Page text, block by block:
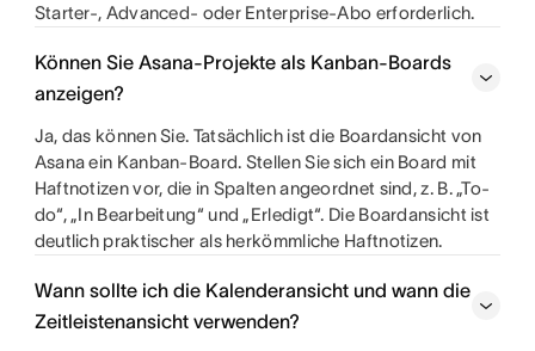
Starter-, Advanced- oder Enterprise-Abo erforderlich.
Können Sie Asana-Projekte als Kanban-Boards
anzeigen?
Ja, das können Sie. Tatsächlich ist die Boardansicht von
Asana ein Kanban-Board. Stellen Sie sich ein Board mit
Haftnotizen vor, die in Spalten angeordnet sind, z. B. „To-
do“, „In Bearbeitung“ und „Erledigt“. Die Boardansicht ist
deutlich praktischer als herkömmliche Haftnotizen.
Wann sollte ich die Kalenderansicht und wann die
Zeitleistenansicht verwenden?